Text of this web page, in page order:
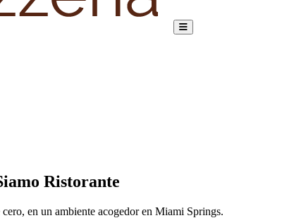
Ristorante
en un ambiente acogedor en Miami Springs.